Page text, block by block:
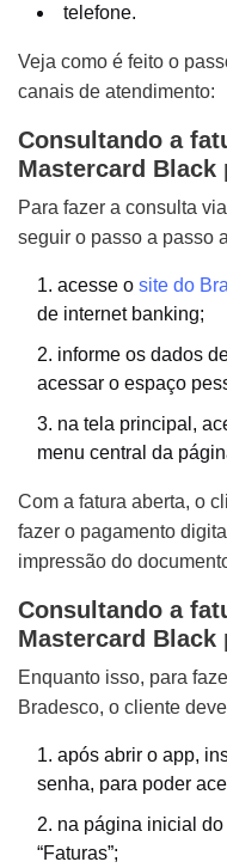
telefone.
Veja como é feito o
canais de atendimento:
Consultando a
Mastercard Black
Para fazer a consulta
seguir o passo a passo
acesse o site do
de internet banking;
informe os dados
acessar o espaço
na tela principal,
menu central da
Com a fatura aberta, o
fazer o pagamento
impressão do
Consultando a
Mastercard Black
Enquanto isso, para
Bradesco, o cliente
após abrir o app,
senha, para poder
na página inicial
“Faturas”;